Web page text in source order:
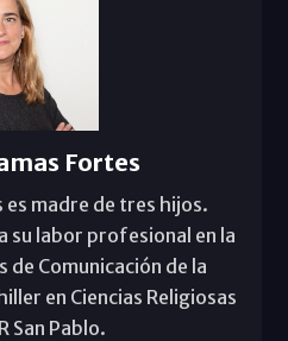
Fortes
es madre de tres hijos.
su labor profesional en la
de Comunicación de la
en Ciencias Religiosas
San Pablo.